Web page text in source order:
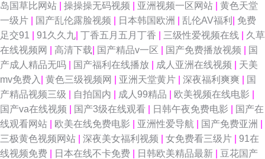
岛国草比网站
操操操无码视频 亚洲视频一区网站
黄色天堂
一级片
国产乱伦露脸视频 日本韩国欧洲 乱伦AV福利
免费
足交91
91久久九 丁香五月五月丁香 三级性爱视频在线
久草
在线视频网
高清下载 国产精品v一区 国产免费播放视频
国
产成人精品无吗
国产福利在线播放 成人亚洲在线视频
天美
mv免费入
黄色三级视频网 亚洲天堂黄片 深夜福利爽爽
国
产精品视频三级
自拍国内 成人99精品 欧美视频在线电影
国产va在线视频
国产3级在线观看 日韩午夜免费电影
国产在
线观看网站
欧美在线免费电影 亚洲性爱导航 国产免费亚洲
三极黄色视频网站
深夜美女福利视频 女免费看三级片
91在
线视频免费
日本在线不卡免费 日韩欧美精品最新
豆花国产